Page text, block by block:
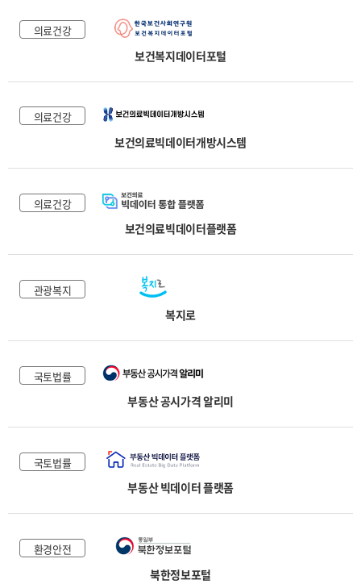
의료건강
보건복지데이터포털
의료건강
보건의료빅데이터개방시스템
의료건강
보건의료빅데이터플랫폼
관광복지
복지로
국토법률
부동산 공시가격 알리미
국토법률
부동산 빅데이터 플랫폼
환경안전
북한정보포털